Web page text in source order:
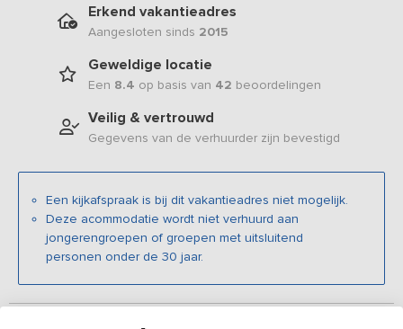
Erkend vakantieadres
Aangesloten sinds 2015
Geweldige locatie
Een 8.4 op basis van 42 beoordelingen
Veilig & vertrouwd
Gegevens van de verhuurder zijn bevestigd
Een kijkafspraak is bij dit vakantieadres niet mogelijk.
Deze acommodatie wordt niet verhuurd aan
jongerengroepen of groepen met uitsluitend
personen onder de 30 jaar.